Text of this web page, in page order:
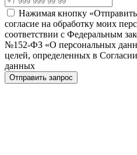
Нажимая кнопку
согласие на обработку моих
соответствии с Федеральным
№152-ФЗ «О персональных
целей, определенных в
данных
Отправить запрос